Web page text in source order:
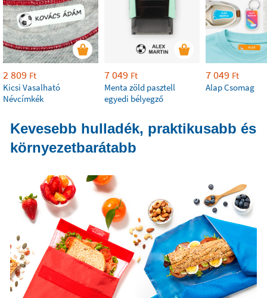
2 809 Ft
Kicsi Vasalható
Névcímkék
7 049 Ft
Menta zöld pasztell
egyedi bélyegző
7 049 Ft
Alap Csomag
Kevesebb hulladék, praktikusabb és
környezetbarátabb